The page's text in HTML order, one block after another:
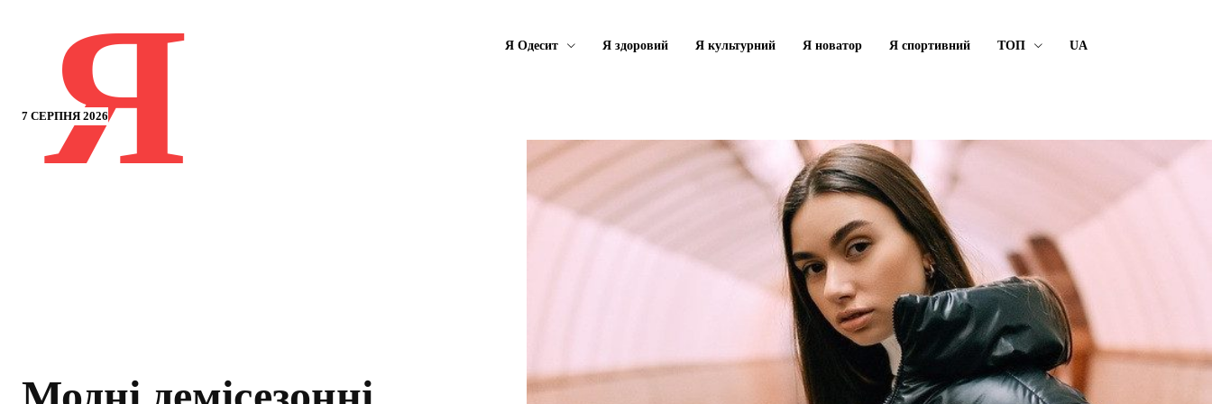
7 СЕРПНЯ 2026
Я Я Одесит Я здоровий Я культурний Я новатор Я спортивний ТОП UA